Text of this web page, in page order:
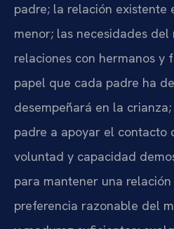
padre; la relación existente
menor; las necesidades
relaciones con hermanos y
papel que cada padre ha
desempeñará en la
padre a apoyar el contacto
voluntad y capacidad
para mantener una
preferencia razonable del